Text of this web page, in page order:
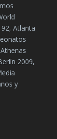
Atlanta
2009,
y